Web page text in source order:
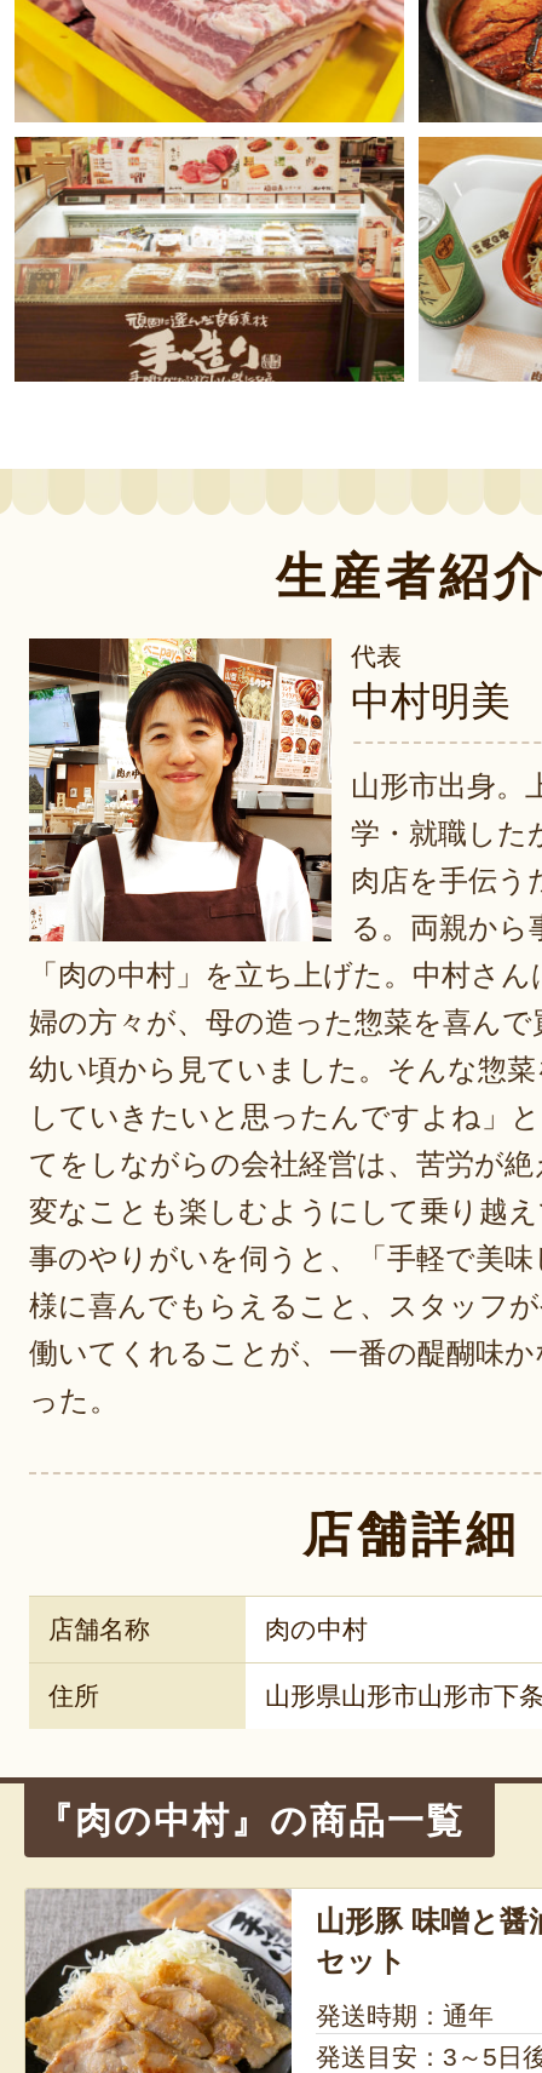
生産者紹
代表
中村明美
山形市出身。
学・就職した
肉店を手伝う
る。両親から
「肉の中村」を立ち上げた。中村さ
婦の方々が、母の造った惣菜を喜ん
幼い頃から見ていました。そんな惣
していきたいと思ったんですよね」
てをしながらの会社経営は、苦労が
変なことも楽しむようにして乗り越
事のやりがいを伺うと、「手軽で美
様に喜んでもらえること、スタッフ
働いてくれることが、一番の醍醐味
った。
店舗詳細
店舗名称 肉の中村
住所 山形県山形市山形市下
『肉の中村』の商品一覧
山形豚 味噌と醤
セット
発送時期：通年
発送目安：3～5日